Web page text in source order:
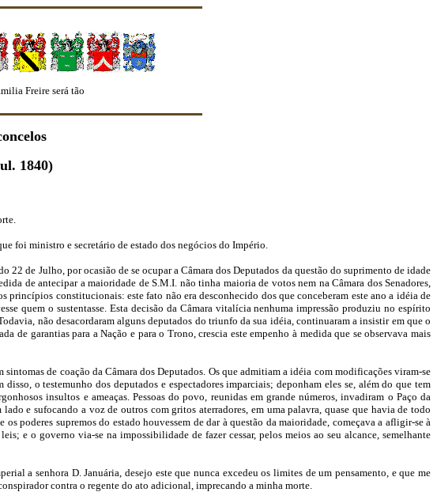
será tão forte quanto seus membros o façam"
1840)
foi ministro e secretário de estado dos negócios do Império.
de Julho, por ocasião de se ocupar a Câmara dos Deputados da questão do suprimento de idade
de antecipar a maioridade de S.M.I. não tinha maioria de votos nem na Câmara dos Senadores,
princípios constitucionais: este fato não era desconhecido dos que conceberam este ano a idéia de
quem o sustentasse. Esta decisão da Câmara vitalícia nenhuma impressão produziu no espírito
não desacordaram alguns deputados do triunfo da sua idéia, continuaram a insistir em que o
de garantias para a Nação e para o Trono, crescia este empenho à medida que se observava mais
de coação da Câmara dos Deputados. Os que admitiam a idéia com modificações viram-se
o testemunho dos deputados e espectadores imparciais; deponham eles se, além do que tem
insultos e ameaças. Pessoas do povo, reunidas em grande números, invadiram o Paço da
e sufocando a voz de outros com gritos aterradores, em uma palavra, quase que havia de todo
poderes supremos do estado houvessem de dar à questão da maioridade, começava a afligir-se à
e o governo via-se na impossibilidade de fazer cessar, pelos meios ao seu alcance, semelhante
a senhora D. Januária, desejo este que nunca excedeu os limites de um pensamento, e que me
contra o regente do ato adicional, imprecando a minha morte.